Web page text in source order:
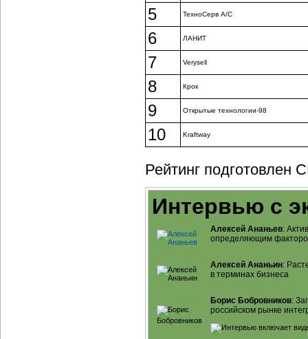
5 ТехноСерв А/C
6 ЛАНИТ
7 Verysell
8 Крок
9 Открытые технологии-98
10 Kraftway
Рейтинг подготовлен
Интервью с
Алексей Ананьев:
определяющим
Алексей Ананьин:
в терминах бизнеса
Борис Бобровников:
российском рынке